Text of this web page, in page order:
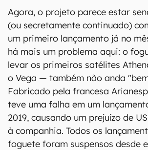
Agora, o projeto parece estar
(ou secretamente continuado)
um primeiro lançamento já no
há mais um problema aqui: o
levar os primeiros satélites
o Vega — também não anda
Fabricado pela francesa
teve uma falha em um
2019, causando um prejuízo de
à companhia. Todos os
foguete foram suspensos desde